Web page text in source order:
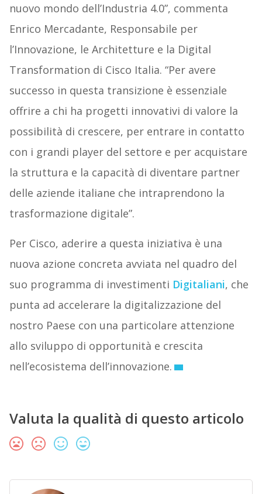
nuovo mondo dell’Industria 4.0”, commenta
Enrico Mercadante, Responsabile per
l’Innovazione, le Architetture e la Digital
Transformation di Cisco Italia. “Per avere
successo in questa transizione è essenziale
offrire a chi ha progetti innovativi di valore la
possibilità di crescere, per entrare in contatto
con i grandi player del settore e per acquistare
la struttura e la capacità di diventare partner
delle aziende italiane che intraprendono la
trasformazione digitale”.
Per Cisco, aderire a questa iniziativa è una
nuova azione concreta avviata nel quadro del
suo programma di investimenti Digitaliani, che
punta ad accelerare la digitalizzazione del
nostro Paese con una particolare attenzione
allo sviluppo di opportunità e crescita
nell’ecosistema dell’innovazione.
Valuta la qualità di questo articolo